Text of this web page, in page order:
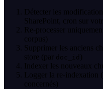
Détecter les
SharePoint, cron sur
Re-processer
corpus)
Supprimer les anciens
store (par
doc_id )
Indexer les nouveaux
Logger la re-indexation
concernés)